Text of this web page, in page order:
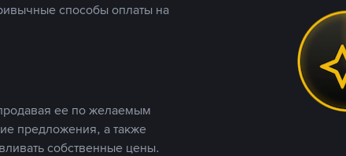
способы оплаты на
ее по желаемым
предложения, а также
собственные цены.